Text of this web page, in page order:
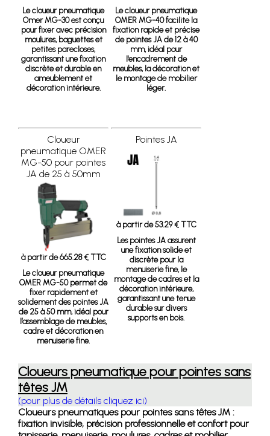
Le cloueur pneumatique
Omer MG-30est conçu
pour fixer avec précision
moulures, baguettes et
petites parecloses,
garantissant une fixation
discrète et durable en
ameublement et
décoration intérieure.
Le cloueur pneumatique
OMER MG-40 facilite la
fixation rapide et précise
de pointes JA de 12 à 40
mm, idéal pour
l'encadrement de
meubles, la décoration et
le montage de mobilier
léger.
Cloueur
pneumatique OMER
MG-50 pour pointes
JA de 25 à 50mm
à partir de 665.28 € TTC
Le cloueur pneumatique
OMER MG-50 permet de
fixer rapidement et
solidement des pointes JA
de 25 à 50 mm, idéal pour
l’assemblage de meubles,
cadre et décoration en
menuiserie fine.
Pointes JA
à partir de 53.29 € TTC
Les pointes JA assurent
une fixation solide et
discrète pour la
menuiserie fine, le
montage de cadres et la
décoration intérieure,
garantissant une tenue
durable sur divers
supports en bois.
Cloueurs pneumatique pour pointes sans
têtes JM
(pour plus de détails cliquez ici)
Cloueurs pneumatiques pour pointes sans têtes JM :
fixation invisible, précision professionnelle et confort pour